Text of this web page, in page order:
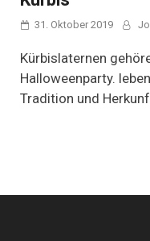
31. Oktober 2019
Kürbislaternen
Halloweenparty.
Tradition und